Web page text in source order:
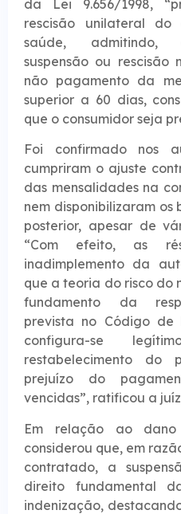
da Lei 9.656/1998,
rescisão unilateral
saúde, admitindo,
suspensão ou
não pagamento da
superior a 60 dias,
que o consumidor seja
Foi confirmado nos
cumpriram o ajuste
das mensalidades na
nem disponibilizaram
posterior, apesar de
“Com efeito, as
inadimplemento da
que a teoria do risco do
fundamento da
prevista no Código de
configura-se
restabelecimento do
prejuízo do
vencidas”, ratificou a
Em relação ao
considerou que, em
contratado, a
direito fundamental
indenização,